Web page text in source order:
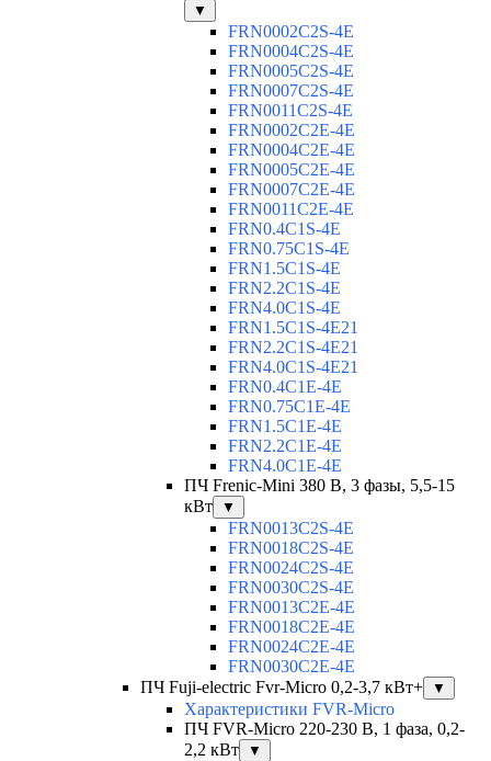
▼
FRN0002C2S-4E
FRN0004C2S-4E
FRN0005C2S-4E
FRN0007C2S-4E
FRN0011C2S-4E
FRN0002C2E-4E
FRN0004C2E-4E
FRN0005C2E-4E
FRN0007C2E-4E
FRN0011C2E-4E
FRN0.4C1S-4E
FRN0.75C1S-4E
FRN1.5C1S-4E
FRN2.2C1S-4E
FRN4.0C1S-4E
FRN1.5C1S-4E21
FRN2.2C1S-4E21
FRN4.0C1S-4E21
FRN0.4C1E-4E
FRN0.75C1E-4E
FRN1.5C1E-4E
FRN2.2C1E-4E
FRN4.0C1E-4E
ПЧ Frenic-Mini 380 В, 3 фазы, 5,5-15
кВт
▼
FRN0013C2S-4E
FRN0018C2S-4E
FRN0024C2S-4E
FRN0030C2S-4E
FRN0013C2E-4E
FRN0018C2E-4E
FRN0024C2E-4E
FRN0030C2E-4E
ПЧ Fuji-electric Fvr-Micro 0,2-3,7 кВт+
▼
Характеристики FVR-Micro
ПЧ FVR-Micro 220-230 В, 1 фаза, 0,2-
2,2 кВт
▼